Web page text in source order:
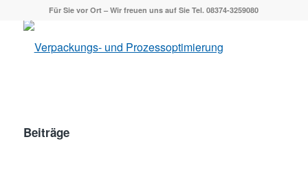
Für Sie vor Ort – Wir freuen uns auf Sie Tel. 08374-3259080
Beiträge